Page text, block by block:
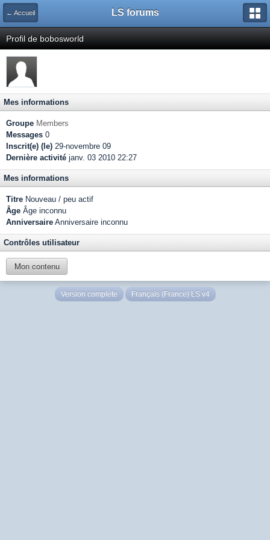
← Accueil LS forums
Profil de bobosworld
Mes informations
Groupe Members
Messages 0
Inscrit(e) (le) 29-novembre 09
Dernière activité janv. 03 2010 22:27
Mes informations
Titre Nouveau / peu actif
Âge Âge inconnu
Anniversaire Anniversaire inconnu
Contrôles utilisateur
Mon contenu
Version complète Français (France) LS v4